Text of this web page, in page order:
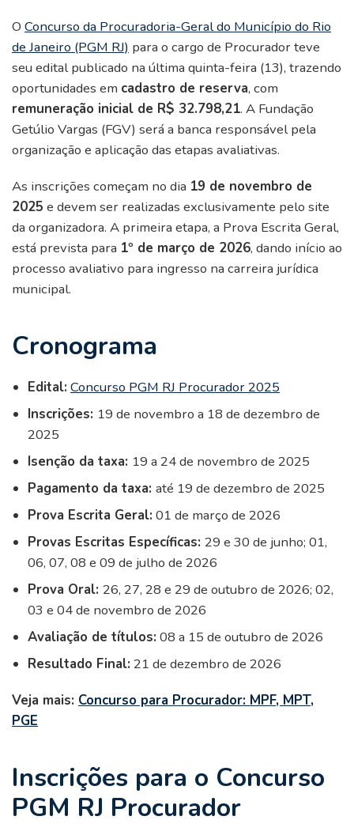
O Concurso da Procuradoria-Geral do Município do Rio
de Janeiro (PGM RJ) para o cargo de Procurador teve
seu edital publicado na última quinta-feira (13), trazendo
oportunidades em cadastro de reserva, com
remuneração inicial de R$ 32.798,21. A Fundação
Getúlio Vargas (FGV) será a banca responsável pela
organização e aplicação das etapas avaliativas.
As inscrições começam no dia 19 de novembro de
2025 e devem ser realizadas exclusivamente pelo site
da organizadora. A primeira etapa, a Prova Escrita Geral,
está prevista para 1º de março de 2026, dando início ao
processo avaliativo para ingresso na carreira jurídica
municipal.
Cronograma
Edital: Concurso PGM RJ Procurador 2025
Inscrições: 19 de novembro a 18 de dezembro de
2025
Isenção da taxa: 19 a 24 de novembro de 2025
Pagamento da taxa: até 19 de dezembro de 2025
Prova Escrita Geral: 01 de março de 2026
Provas Escritas Específicas: 29 e 30 de junho; 01,
06, 07, 08 e 09 de julho de 2026
Prova Oral: 26, 27, 28 e 29 de outubro de 2026; 02,
03 e 04 de novembro de 2026
Avaliação de títulos: 08 a 15 de outubro de 2026
Resultado Final: 21 de dezembro de 2026
Veja mais: Concurso para Procurador: MPF, MPT,
PGE
Inscrições para o Concurso
PGM RJ Procurador